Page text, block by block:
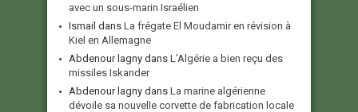
avec un sous-marin Israélien
Ismail dans La frégate El Moudamir en révision à
Kiel en Allemagne
Abdenour lagny dans L’Algérie a bien reçu des
missiles Iskander
Abdenour lagny dans La marine algérienne
dévoile sa nouvelle corvette de fabrication locale